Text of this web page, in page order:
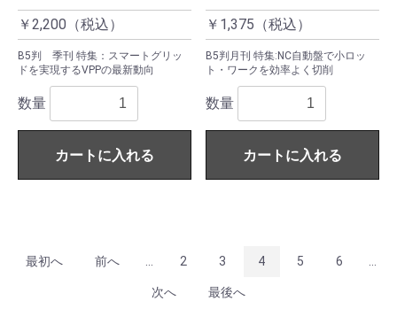
￥2,200（税込）
B5判 季刊 特集：スマートグリッ
ドを実現するVPPの最新動向
数量
カートに入れる
￥1,375（税込）
B5判月刊 特集:NC自動盤で小ロッ
ト・ワークを効率よく切削
数量
カートに入れる
最初へ 前へ 2 3 4 5 6
次へ 最後へ